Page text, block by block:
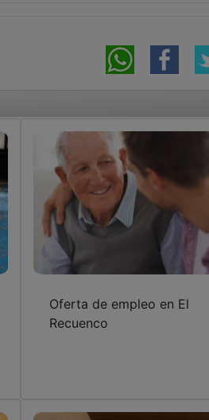
Oferta de empleo en El
Recuenco